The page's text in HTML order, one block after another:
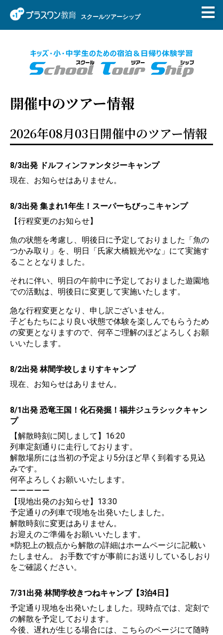
スクールツアーシップ
開催中のツアー情報
2026年08月03日開催中のツアー情報
8/3出発 ドルフィンファンタジーキャンプ
現在、お知らせはありません。
8/3出発 集まれ1年生！スーパーちびっこキャンプ
【行程変更のお知らせ】
魚の状態を考慮し、明後日に予定しておりました「魚の
つかみ取り」を、明日「氏家大橋観光やな」にて実施す
ることとなりました。
それに伴い、明日の午前中に予定しておりました遊園地
での活動は、明後日に変更して実施いたします。
急な行程変更となり、申し訳ございません。
子どもたちにより良い状態で体験を楽しんでもらうため
の変更となりますので、何卒ご理解のほどよろしくお願
いいたします。
8/2出発 林間学校しまりすキャンプ
現在、お知らせはありません。
8/1出発 恐竜王国！化石発掘！福井ジュラシックキャン
プ
【解散時刻に関しまして】16:20
列車定刻通りに走行しております。
解散場所には当初の予定より5分ほど早く到着する見込
みです。
何卒よろしくお願いいたします。
ーーーーー
【現地出発のお知らせ】13:30
予定通りの列車で現地を出発いたしました。
解散時刻に変更はありません。
お迎えのご準備をお願いいたします。
※防犯上の観点から解散の詳細はホームページに記載い
たしません。 お手数ですが事前にお送りしているしおり
をご確認ください。
7/31出発 林間学校きつねキャンプ【3泊4日】
予定通り現地を出発いたしました。現時点では、定刻で
の解散を予定しております。
今後、遅れが生じる場合には、こちらのページにて随時